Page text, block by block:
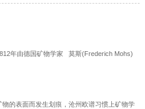
年由德国矿物学家 莫斯(Frederich Mohs)
的表面而发生划痕，沧州欧谱习惯上矿物学